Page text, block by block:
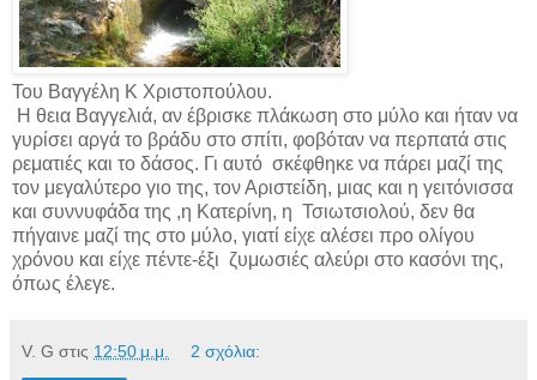
Του Βαγγέλη Κ Χριστοπούλου.
Η θεια Βαγγελιά, αν έβρισκε πλάκωση στο μύλο και ήταν να
γυρίσει αργά το βράδυ στο σπίτι, φοβόταν να περπατά στις
ρεματιές και το δάσος. Γι αυτό σκέφθηκε να πάρει μαζί της
τον μεγαλύτερο γιο της, τον Αριστείδη, μιας και η γειτόνισσα
και συννυφάδα της ,η Κατερίνη, η Τσιωτσιολού, δεν θα
πήγαινε μαζί της στο μύλο, γιατί είχε αλέσει προ ολίγου
χρόνου και είχε πέντε-έξι ζυμωσιές αλεύρι στο κασόνι της,
όπως έλεγε.
V. G στις 12:50 μ.μ. 2 σχόλια: